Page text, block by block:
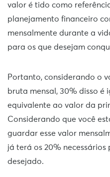
valor é tido como
planejamento financeiro
mensalmente durante a
para os que desejam
Portanto, considerando o
bruta mensal, 30% disso é
equivalente ao valor da
Considerando que você
guardar esse valor
já terá os 20%
desejado.